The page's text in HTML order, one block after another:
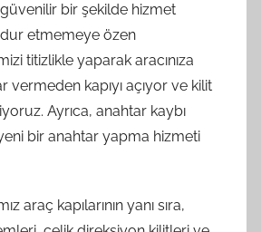
güvenilir bir şekilde hizmet
etmemeye özen
titizlikle yaparak aracınıza
vermeden kapıyı açıyor ve kilit
Ayrıca, anahtar kaybı
bir anahtar yapma hizmeti
araç kapılarının yanı sıra,